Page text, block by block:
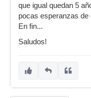
que igual quedan 5
pocas esperanzas de
En fin...
Saludos!